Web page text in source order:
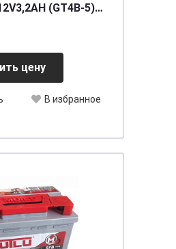
45], шт
цену
В избранное